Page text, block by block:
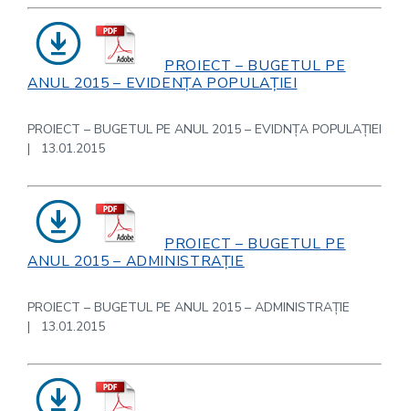
PROIECT – BUGETUL PE
ANUL 2015 – EVIDENȚA POPULAȚIEI
PROIECT – BUGETUL PE ANUL 2015 – EVIDNȚA POPULAȚIEI
| 13.01.2015
PROIECT – BUGETUL PE
ANUL 2015 – ADMINISTRAȚIE
PROIECT – BUGETUL PE ANUL 2015 – ADMINISTRAȚIE
| 13.01.2015